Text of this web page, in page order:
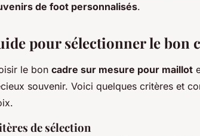
de foot personnalisés.
pour sélectionner le bon
le bon cadre sur mesure pour maillot
souvenir. Voici quelques critères et
de sélection